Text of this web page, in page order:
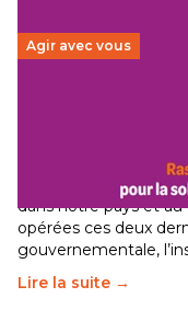
Agir avec vous
Le secteur
dans notre pays et
opérées ces deux
gouvernementale,
Lire la suite →